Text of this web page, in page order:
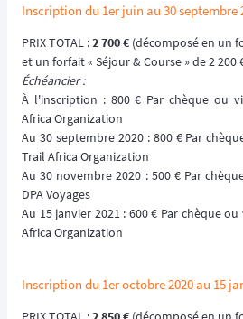
Inscription du 1er juin au 30
PRIX TOTAL :2 700 € (décomposé en un
et un forfait « Séjour & Course » de 2 200
Échéancier :
À l'inscription : 800 € Par chèque ou
Africa Organization
Au 30 septembre 2020 : 800 € Par
Trail Africa Organization
Au 30 novembre 2020 : 500 € Par
DPA Voyages
Au 15 janvier 2021 : 600 € Par chèque
Africa Organization
Inscription du 1er octobre 2020 au 15